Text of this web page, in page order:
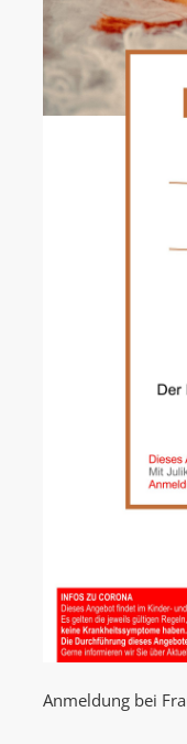
Anmeldung bei